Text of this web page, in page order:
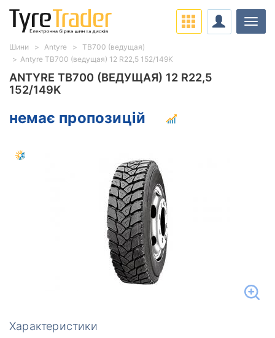
ANTYRE TB700 (ВЕДУЩАЯ) 12 R22,5
152/149K
немає пропозицій
Характеристики
Шини Antyre
TB700 (ведущая)
Antyre TB700 (ведущая) 12 R22,5 152/149K